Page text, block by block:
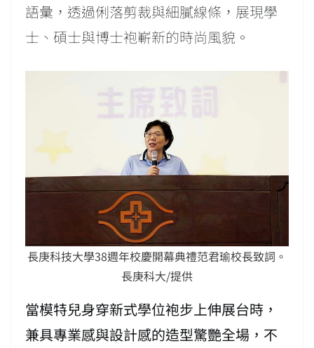
語彙，透過俐落剪裁與細膩線條，展現學
士、碩士與博士袍嶄新的時尚風貌。
長庚科技大學38週年校慶開幕典禮范君瑜校長致詞。
長庚科大/提供
當模特兒身穿新式學位袍步上伸展台時，
兼具專業感與設計感的造型驚艷全場，不